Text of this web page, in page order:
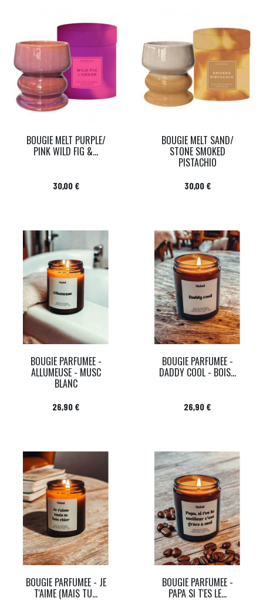
BOUGIE MELT PURPLE/
PINK WILD FIG &...
Prix
30,00 €
BOUGIE MELT SAND/
STONE SMOKED
PISTACHIO
Prix
30,00 €
BOUGIE PARFUMEE -
ALLUMEUSE - MUSC
BLANC
Prix
26,90 €
BOUGIE PARFUMEE -
DADDY COOL - BOIS...
Prix
26,90 €
BOUGIE PARFUMEE - JE
T'AIME (MAIS TU...
BOUGIE PARFUMEE -
PAPA SI T'ES LE...